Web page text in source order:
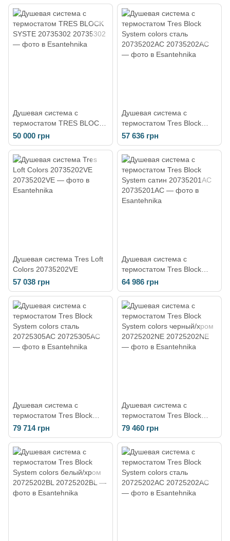
Душевая система с
термостатом TRES BLOCK
SYSTE 20735302
50 000 грн
Душевая система с
термостатом Tres Block
System colors сталь
20735202AC
57 636 грн
Душевая система Tres Loft
Colors 20735202VE
57 038 грн
Душевая система с
термостатом Tres Block
System сатин 20735201AC
64 986 грн
Душевая система c
термостатом Tres Block
System colors сталь
20725305AC
79 714 грн
Душевая система с
термостатом Tres Block
System colors черный/хром
20725202NE
79 460 грн